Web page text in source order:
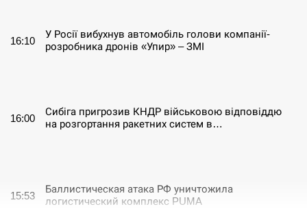
16:10
У Росії вибухнув автомобіль голови компанії-
розробника дронів «Упир» – ЗМІ
16:00
Сибіга пригрозив КНДР військовою відповіддю
на розгортання ракетних систем в…
15:53
Баллистическая атака РФ уничтожила
логистический комплекс PUMA